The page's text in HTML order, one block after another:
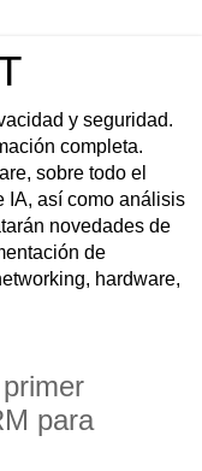
y seguridad.
completa.
sobre todo el
IA, así como análisis
novedades de
de
hardware,
para